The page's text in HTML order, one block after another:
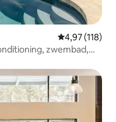
Gemiddelde
4,97 (118)
zwembad,